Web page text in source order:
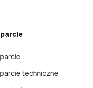
techniczne